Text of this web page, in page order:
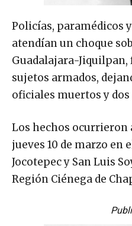
Policías, paramédicos
atendían un choque
Guadalajara-
sujetos armados,
oficiales muertos y
Los hechos ocurrieron
jueves 10 de marzo
Jocotepec y San Luis
Región Ciénega de